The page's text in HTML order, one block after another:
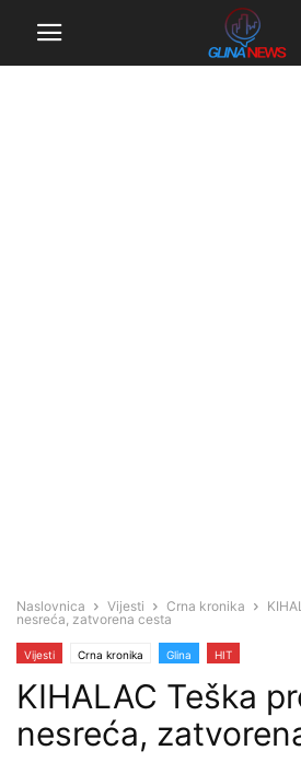
Naslovnica Vijesti Crna kronika
nesreća, zatvorena cesta
Vijesti Crna kronika Glina HIT
KIHALAC Teška
nesreća,